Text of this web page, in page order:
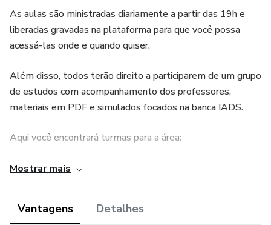
As aulas são ministradas diariamente a partir das 19h e
liberadas gravadas na plataforma para que você possa
acessá-las onde e quando quiser.
Além disso, todos terão direito a participarem de um grupo
de estudos com acompanhamento dos professores,
materiais em PDF e simulados focados na banca IADS.
Aqui você encontrará turmas para a área:
FISIOTERAPIA, NUTRIÇÃO, PSICOLOGIA,
Mostrar mais
Vantagens Detalhes